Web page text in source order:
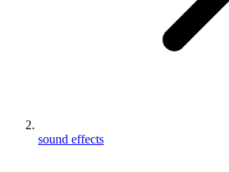
sound effects